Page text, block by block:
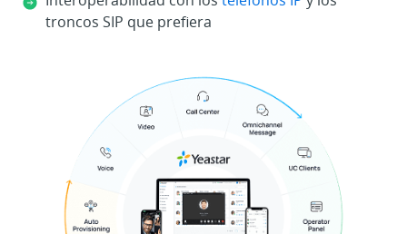
troncos SIP que prefiera